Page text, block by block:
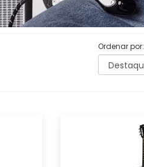
Ordenar por: